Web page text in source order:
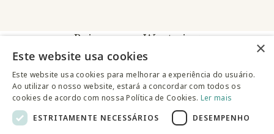
Baixe o app Westwing
×
Este website usa cookies
Este website usa cookies para melhorar a experiência do usuário.
Ao utilizar o nosso website, estará a concordar com todos os
cookies de acordo com nossa Política de Cookies. Ler mais
ESTRITAMENTE NECESSÁRIOS
DESEMPENHO